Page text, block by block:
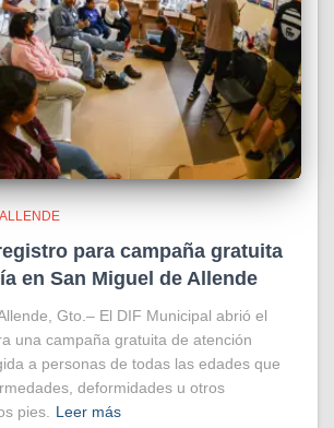
para campaña gratuita
en San Miguel de Allende
Gto.– El DIF Municipal abrió el
una campaña gratuita de atención
a personas de todas las edades que
deformidades u otros
pies.
Leer más